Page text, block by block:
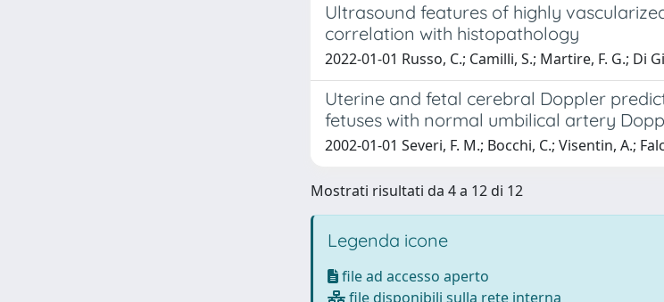
Ultrasound features of highly
correlation with histopathology
2022-01-01 Russo, C.; Camilli, S.; Martire, F. G.; Di
Uterine and fetal cerebral Doppler
fetuses with normal umbilical artery
2002-01-01 Severi, F. M.; Bocchi, C.; Visentin, A.;
Mostrati risultati da 4 a 12 di 12
Legenda icone
file ad accesso aperto
file disponibili sulla rete interna